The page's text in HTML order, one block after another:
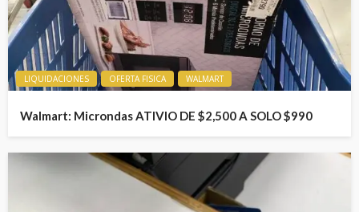
LIQUIDACIONES OFERTA FISICA WALMART
Walmart: Microndas ATIVIO DE $2,500 A SOLO $990